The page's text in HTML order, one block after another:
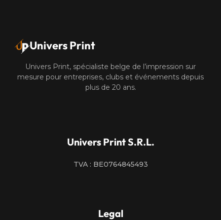
Univers Print
Univers Print, spécialiste belge de l’impression sur
mesure pour entreprises, clubs et événements depuis
plus de 20 ans.
Univers Print S.R.L.
TVA : BE0764845493
Legal